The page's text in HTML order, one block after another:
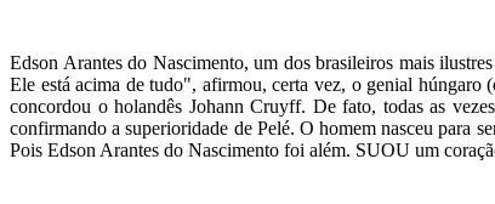
Edson Arantes do Nascimento, um dos brasileiros mais
Ele está acima de tudo", afirmou, certa vez, o genial húngaro
concordou o holandês Johann Cruyff. De fato, todas as
confirmando a superioridade de Pelé. O homem nasceu para
Pois Edson Arantes do Nascimento foi além. SUOU um